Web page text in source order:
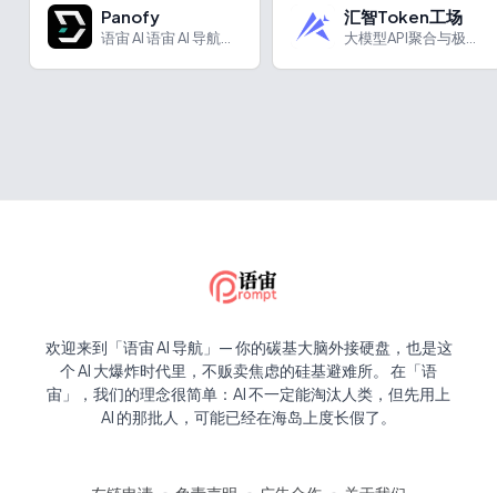
Panofy 汇智Token工场
欢迎来到「语宙 AI 导航」— 你的碳基大脑外接硬盘，也是这
个 AI 大爆炸时代里，不贩卖焦虑的硅基避难所。 在「语
宙」，我们的理念很简单：AI 不一定能淘汰人类，但先用上
AI 的那批人，可能已经在海岛上度长假了。